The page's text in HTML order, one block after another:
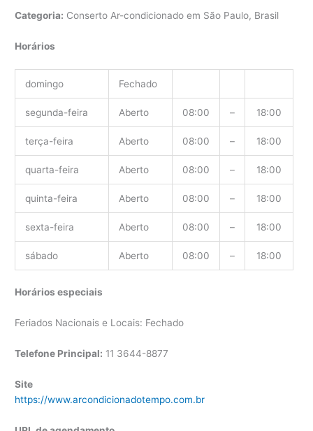
Categoria: Conserto Ar-condicionado em São Paulo, Brasil
Horários
domingo Fechado
segunda-feira Aberto 08:00 – 18:00
terça-feira Aberto 08:00 – 18:00
quarta-feira Aberto 08:00 – 18:00
quinta-feira Aberto 08:00 – 18:00
sexta-feira Aberto 08:00 – 18:00
sábado Aberto 08:00 – 18:00
Horários especiais
Feriados Nacionais e Locais: Fechado
Telefone Principal: 11 3644-8877
Site
https://www.arcondicionadotempo.com.br